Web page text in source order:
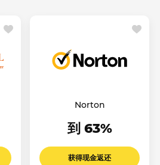
Norton
到 63%
获得现金返还